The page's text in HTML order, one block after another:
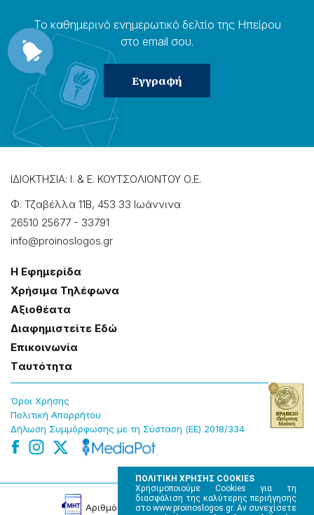
ΠΟΛΙΤΙΚΗ ΧΡΗΣΗΣ COOKIES
Χρησιμοποιούμε Cookies για τη
διασφάλιση της καλύτερης περιήγησης
στο www.proinoslogos.gr. Αν συνεχίσετε
Το καθημερɩνό ενημερωτɩκό δελτίο της Ηπείρου
στο email σου.
ΙΔΙΟΚΤΗΣΙΑ: Ι. & Ε. ΚΟΥΤΣΟΛΙΟΝΤΟΥ Ο.Ε.
Φ. Τζαβέλλα 11Β, 453 33 Ιωάννɩνα
26510 25677 - 33791
info@proinoslogos.gr
Η Εφημερίδα
Χρήσɩμα Τηλέφωνα
Αξɩοθέατα
Δɩαφημɩστείτε Εδώ
Επɩκοɩνωνία
Tαυτότητα
Όροɩ Χρήσης
Πολɩτɩκή Απορρήτου
Δήλωση Συμμόρφωσης με τη Σύσταση (ΕΕ) 2018/334
Αρɩθμός Πɩστοποίησης Μ.Η.Τ. 220242